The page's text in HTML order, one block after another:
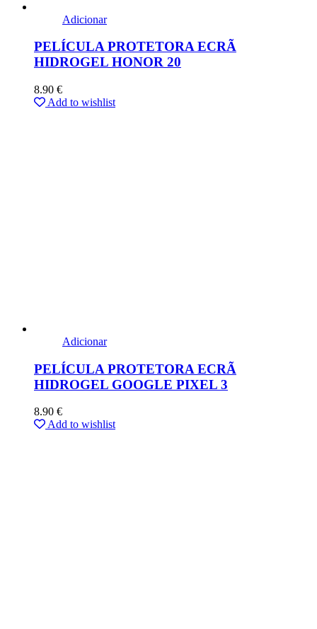
Adicionar
PELÍCULA PROTETORA ECRÃ
HIDROGEL HONOR 20
8.90 €
Add to wishlist
Adicionar
PELÍCULA PROTETORA ECRÃ
HIDROGEL GOOGLE PIXEL 3
8.90 €
Add to wishlist